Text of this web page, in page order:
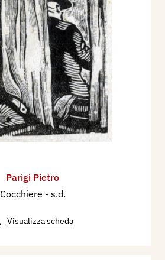
Parigi Pietro
Cocchiere - s.d.
Visualizza scheda